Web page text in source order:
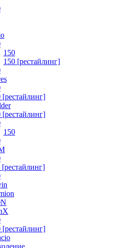
150
150 [рестайлинг]
[рестайлинг]
[рестайлинг]
150
[рестайлинг]
[рестайлинг]